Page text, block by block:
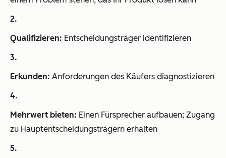
Qualifizieren: Entscheidungsträger identifizieren
Erkunden: Anforderungen des Käufers diagnostizieren
Mehrwert bieten: Einen Fürsprecher aufbauen; Zugang
zu Hauptentscheidungsträgern erhalten